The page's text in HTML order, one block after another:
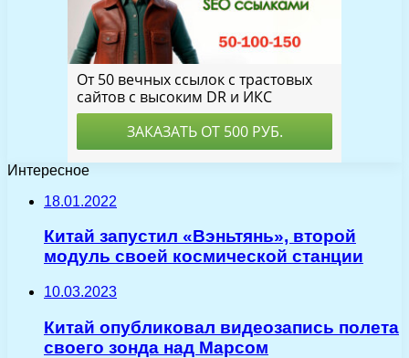
Интересное
18.01.2022
Китай запустил «Вэньтянь», второй
модуль своей космической станции
10.03.2023
Китай опубликовал видеозапись полета
своего зонда над Марсом